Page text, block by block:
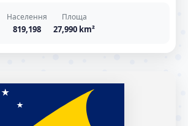
Населення
819,198
Площа
27,990 km²